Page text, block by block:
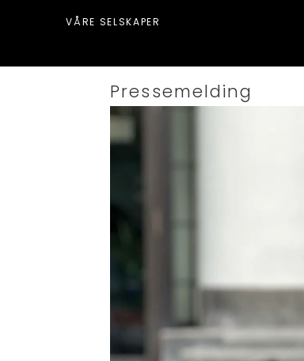
VÅRE SELSKAPER
Pressemelding